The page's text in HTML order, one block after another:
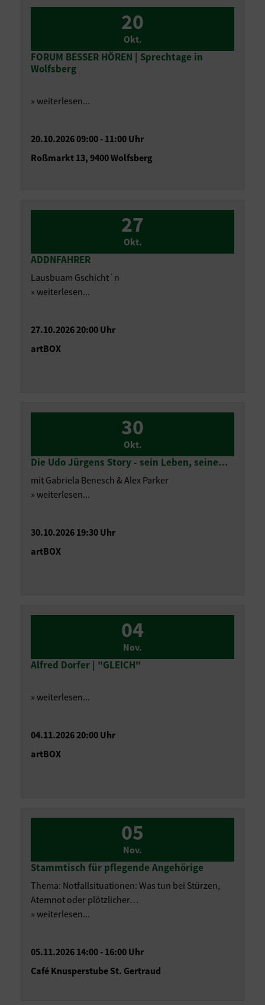
20
Okt.
FORUM BESSER HÖREN | Sprechtage in
Wolfsberg
» weiterlesen...
20.10.2026 09:00 - 11:00 Uhr
Roßmarkt 13, 9400 Wolfsberg
27
Okt.
ADDNFAHRER
Lausbuam Gschicht´n
» weiterlesen...
27.10.2026 20:00 Uhr
artBOX
30
Okt.
Die Udo Jürgens Story - sein Leben, seine…
mit Gabriela Benesch & Alex Parker
» weiterlesen...
30.10.2026 19:30 Uhr
artBOX
04
Nov.
Alfred Dorfer | "GLEICH"
» weiterlesen...
04.11.2026 20:00 Uhr
artBOX
05
Nov.
Stammtisch für pflegende Angehörige
Thema: Notfallsituationen: Was tun bei Stürzen,
Atemnot oder plötzlicher…
» weiterlesen...
05.11.2026 14:00 - 16:00 Uhr
Café Knusperstube St. Gertraud